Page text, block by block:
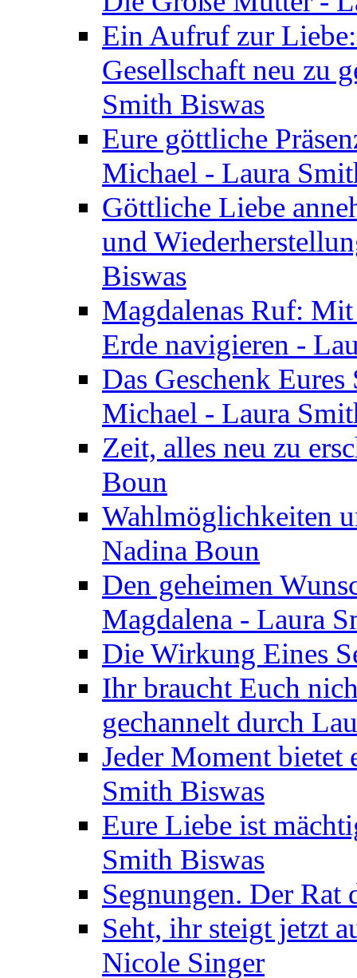
Ein Aufruf zur
Gesellschaft neu zu
Smith Biswas
Eure göttliche
Michael - Laura
Göttliche Liebe
und
Biswas
Magdalenas Ruf:
Erde navigieren -
Das Geschenk
Michael - Laura
Zeit, alles neu zu
Boun
Wahlmöglichkeiten
Nadina Boun
Den geheimen
Magdalena - Laura
Die Wirkung Eines
Ihr braucht Euch
gechannelt durch
Jeder Moment bietet
Smith Biswas
Eure Liebe ist
Smith Biswas
Segnungen. Der
Seht, ihr steigt jetzt
Nicole Singer